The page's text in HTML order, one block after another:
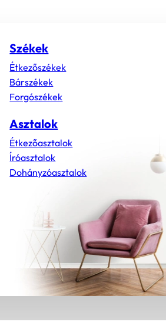
Székek
Étkezőszékek
Bárszékek
Forgószékek
Asztalok
Étkezőasztalok
Íróasztalok
Dohányzóasztalok